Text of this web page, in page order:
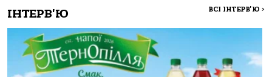
ІНТЕРВ'Ю ВСІ ІНТЕРВ'Ю >